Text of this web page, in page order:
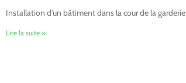
Installation d’un bâtiment dans la cour de la garderie
Lire la suite »